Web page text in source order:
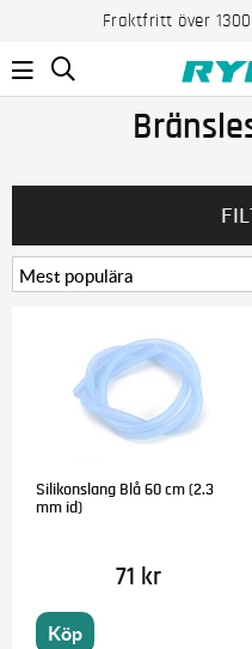
Fraktfritt över
Silikonslang Blå 60 cm (2.3
mm id)
71 kr
Köp